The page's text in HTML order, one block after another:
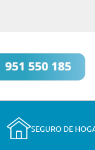
SEGURO DE